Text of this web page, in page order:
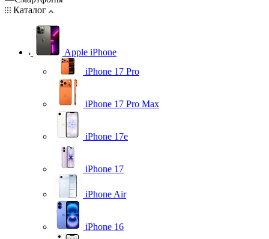
Каталог
Apple iPhone
iPhone 17 Pro
iPhone 17 Pro Max
iPhone 17e
iPhone 17
iPhone Air
iPhone 16